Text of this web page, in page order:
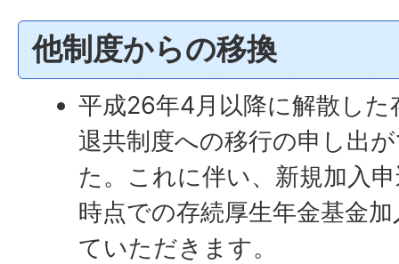
他制度からの移換
平成26年4月以降に解散し
退共制度への移行の申し出
た。これに伴い、新規加入
時点での存続厚生年金基金
ていただきます。